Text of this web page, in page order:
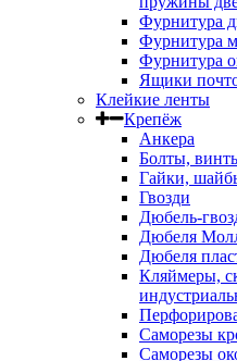
Фурнитура
Фурнитура
Фурнитура
Ящики
Клейкие ленты
Крепёж
Анкера
Болты,
Гайки,
Гвозди
Дюбель-
Дюбеля
Дюбеля
Кляймеры,
Саморезы
Саморезы